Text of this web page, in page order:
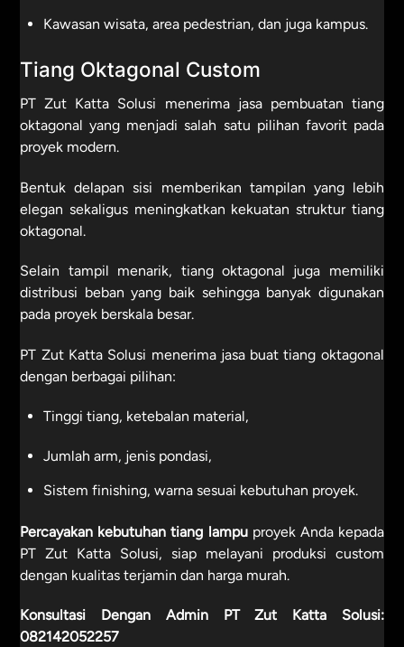
Kawasan wisata, area pedestrian, dan juga kampus.
Tiang Oktagonal Custom
PT Zut Katta Solusi menerima jasa pembuatan tiang
oktagonal yang menjadi salah satu pilihan favorit pada
proyek modern.
Bentuk delapan sisi memberikan tampilan yang lebih
elegan sekaligus meningkatkan kekuatan struktur tiang
oktagonal.
Selain tampil menarik, tiang oktagonal juga memiliki
distribusi beban yang baik sehingga banyak digunakan
pada proyek berskala besar.
PT Zut Katta Solusi menerima jasa buat tiang oktagonal
dengan berbagai pilihan:
Tinggi tiang, ketebalan material,
Jumlah arm, jenis pondasi,
Sistem finishing, warna sesuai kebutuhan proyek.
Percayakan kebutuhan tiang lampuproyek Anda kepada
PT Zut Katta Solusi, siap melayani produksi custom
dengan kualitas terjamin dan harga murah.
Konsultasi Dengan Admin PT Zut Katta Solusi:
082142052257